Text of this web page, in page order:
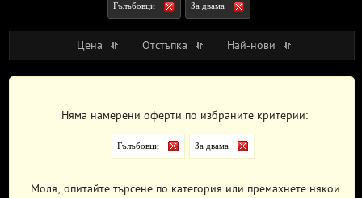
Гълъбовци За двама
Цена Отстъпка Най-нови
Няма намерени оферти по избраните критерии:
Гълъбовци За двама
Моля, опитайте търсене по категория или премахнете някои